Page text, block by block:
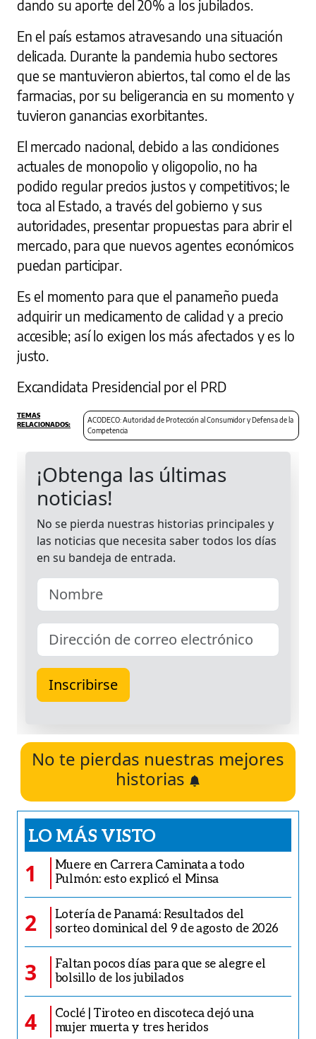
dando su aporte del 20% a los jubilados.
En el país estamos atravesando una situación
delicada. Durante la pandemia hubo sectores
que se mantuvieron abiertos, tal como el de las
farmacias, por su beligerancia en su momento y
tuvieron ganancias exorbitantes.
El mercado nacional, debido a las condiciones
actuales de monopolio y oligopolio, no ha
podido regular precios justos y competitivos; le
toca al Estado, a través del gobierno y sus
autoridades, presentar propuestas para abrir el
mercado, para que nuevos agentes económicos
puedan participar.
Es el momento para que el panameño pueda
adquirir un medicamento de calidad y a precio
accesible; así lo exigen los más afectados y es lo
justo.
Excandidata Presidencial por el PRD
ACODECO: Autoridad de Protección al Consumidor y Defensa de la
Competencia
No te pierdas nuestras mejores
historias
LO MÁS VISTO
1
Muere en Carrera Caminata a todo
Pulmón: esto explicó el Minsa
2
Lotería de Panamá: Resultados del
sorteo dominical del 9 de agosto de 2026
3
Faltan pocos días para que se alegre el
bolsillo de los jubilados
4
Coclé | Tiroteo en discoteca dejó una
mujer muerta y tres heridos